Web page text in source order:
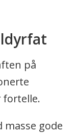
på
fortelle.
masse gode